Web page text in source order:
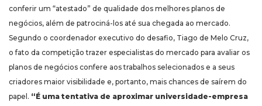
conferir um “atestado” de qualidade dos melhores planos de
negócios, além de patrociná-los até sua chegada ao mercado.
Segundo o coordenador executivo do desafio, Tiago de Melo Cruz,
o fato da competição trazer especialistas do mercado para avaliar os
planos de negócios confere aos trabalhos selecionados e a seus
criadores maior visibilidade e, portanto, mais chances de saírem do
papel. “É uma tentativa de aproximar universidade-empresa